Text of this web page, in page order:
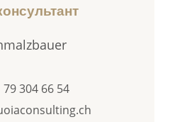
79 304 66 54